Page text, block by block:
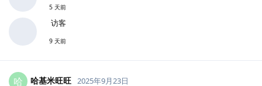
5 天前
访客
9 天前
哈 哈基米旺旺 2025年9月23日